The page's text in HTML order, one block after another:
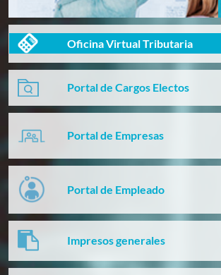
Oficina Virtual Tributaria
Portal de Cargos Electos
Portal de Empresas
Portal de Empleado
Impresos generales